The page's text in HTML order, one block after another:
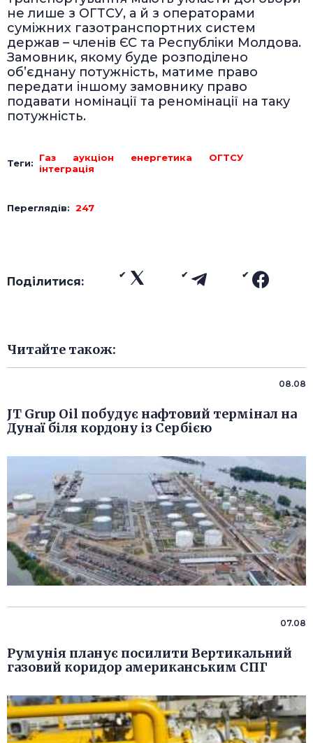
не лише з ОГТСУ, а й з операторами
суміжних газотранспортних систем
держав – членів ЄС та Республіки Молдова.
Замовник, якому буде розподілено
об’єднану потужність, матиме право
передати іншому замовнику право
подавати номінації та реномінації на таку
потужність.
Теги: Газ аукціон енергетика
ОГТСУ
інтеграція
Переглядів: 247
Поділитися:
Читайте також:
08.08
JT Grup Oil побудує нафтовий термінал на
Дунаї біля кордону із Сербією
07.08
Румунія планує посилити Вертикальний
газовий коридор американським СПГ